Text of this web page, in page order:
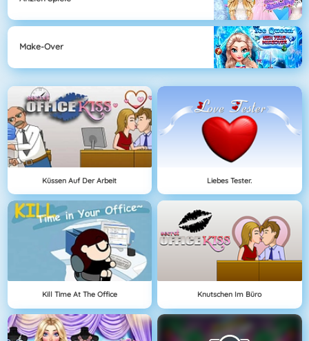
Make-Over
Küssen Auf Der Arbeit Liebes Tester.
Kill Time At The Office Knutschen Im Büro